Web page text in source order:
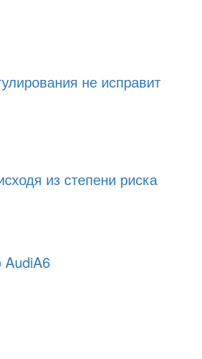
не исправит
из степени риска
AudiA6